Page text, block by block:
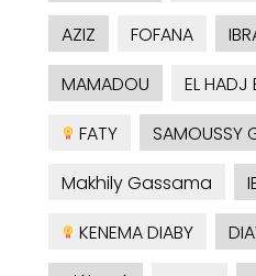
AZIZ
FOFANA
MAMADOU
EL HADJ
FATY
SAMOUSSY
Makhily Gassama
KENEMA DIABY